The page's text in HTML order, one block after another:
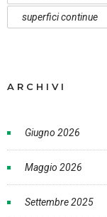
superfici continue
ARCHIVI
Giugno 2026
Maggio 2026
Settembre 2025